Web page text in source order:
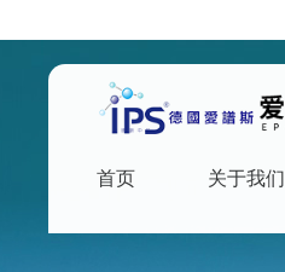
首页 关于我们